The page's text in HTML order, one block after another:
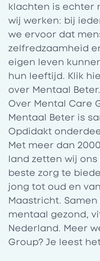
klachten is echter
wij werken: bij
we ervoor dat
zelfredzaamheid
eigen leven
hun leeftijd. Klik
over Mentaal Beter.
Over Mental Care
Mentaal Beter is
Opdidakt
Met meer dan
land zetten wij
beste zorg te
jong tot oud en
Maastricht.
mentaal gezond,
Nederland. Meer
Group? Je leest